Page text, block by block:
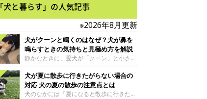
「犬と暮らす」の人気記事
※2026年8月更新
犬がクーンと鳴くのはなぜ？犬が鼻を
鳴らすときの気持ちと見極め方を解説
静かなときに、愛犬が「クーン」と小さく
鳴いたり、鼻を鳴らすような音を出したり
することはありませんか？ 大きく吠える
わけではない分、「不安なの？それとも何
かお願いしているの？」と気になる飼い主
犬が夏に散歩に行きたがらない場合の
対応 犬の夏の散歩の注意点とは
犬のなかには『夏になると散歩に行きたが